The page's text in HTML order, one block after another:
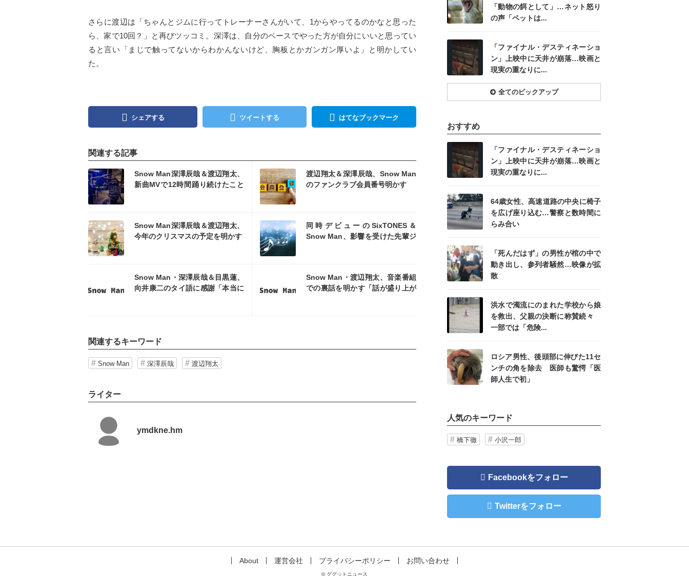
さらに渡辺は「ちゃんとジムに行ってトレーナーさんがいて、1からやってるのかなと思った
ら、家で10回？」と再びツッコミ。深澤は、自分のペースでやった方が自分にいいと思ってい
ると言い「まじで触ってないからわかんないけど、胸板とかガンガン厚いよ」と明かしてい
た。
シェアする ツイートする はてなブックマーク
関連する記事
Snow Man深澤辰哉＆渡辺翔太、
新曲MVで12時間踊り続けたこと
渡辺翔太＆深澤辰哉、Snow Man
のファンクラブ会員番号明かす
記事を読む
Snow Man深澤辰哉＆渡辺翔太、
今年のクリスマスの予定を明かす
同時デビューのSixTONES＆
Snow Man、影響を受けた先輩ジ
記事を読む
Snow Man・深澤辰哉＆目黒蓮、
向井康二のタイ語に感謝「本当に
Snow Man・渡辺翔太、音楽番組
での裏話を明かす「話が盛り上が
記事を読む
関連するキーワード
Snow Man 深澤辰哉 渡辺翔太
ライター
ymdkne.hm
「動物の餌として」…ネット怒り
の声「ペットは...
「ファイナル・デスティネーショ
ン」上映中に天井が崩落…映画と
現実の重なりに...
記事を読む
全てのピックアップ
おすすめ
「ファイナル・デスティネーショ
ン」上映中に天井が崩落…映画と
現実の重なりに...
64歳女性、高速道路の中央に椅子
を広げ座り込む…警察と数時間に
らみ合い
「死んだはず」の男性が棺の中で
動き出し、参列者騒然…映像が拡
散
洪水で濁流にのまれた学校から娘
を救出、父親の決断に称賛続々
一部では「危険...
ロシア男性、後頭部に伸びた11セ
ンチの角を除去 医師も驚愕「医
師人生で初」
記事を読む
人気のキーワード
橋下徹 小沢一郎
Facebookをフォロー
Twitterをフォロー
About 運営会社 プライバシーポリシー お問い合わせ
© ググットニュース